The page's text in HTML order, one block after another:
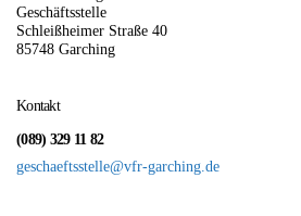
Geschäftsstelle
Schleißheimer Straße 40
85748 Garching
Kontakt
(089) 329 11 82
geschaeftsstelle@vfr-garching.de